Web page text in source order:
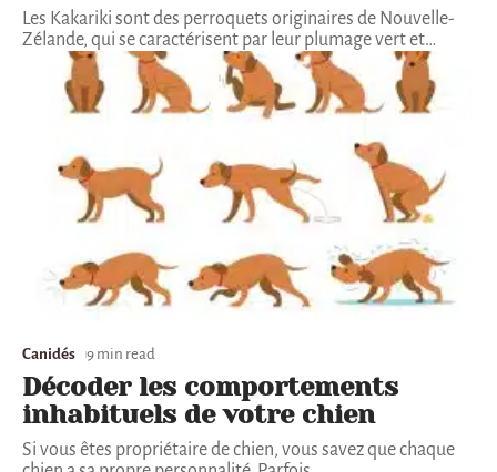
Les Kakariki sont des perroquets originaires de Nouvelle-
Zélande, qui se caractérisent par leur plumage vert et…
Canidés 9 min read
Décoder les comportements
inhabituels de votre chien
‍‍Si vous êtes propriétaire de chien, vous savez que chaque